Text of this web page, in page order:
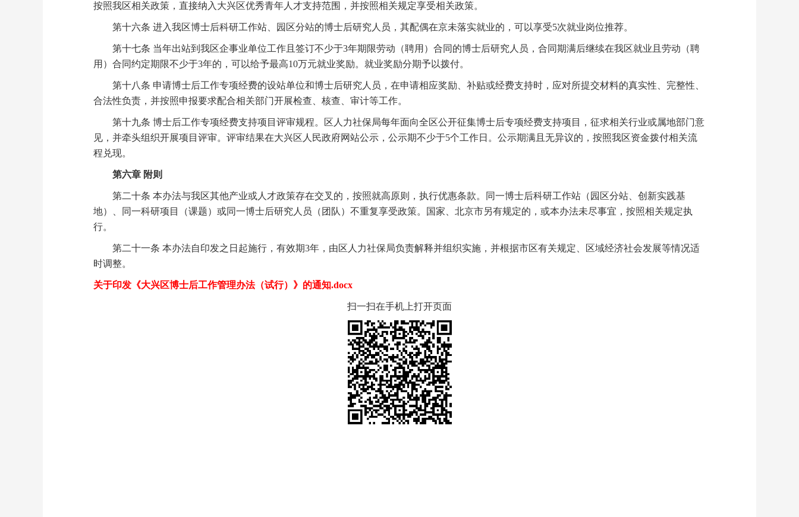
按照我区相关政策，直接纳入大兴区优秀青年人才支持范围，并按照相关规定享受相关政策。
第十六条 进入我区博士后科研工作站、园区分站的博士后研究人员，其配偶在京未落实就业的，可以享受5次就业岗位推荐。
第十七条 当年出站到我区企事业单位工作且签订不少于3年期限劳动（聘用）合同的博士后研究人员，合同期满后继续在我区就业且劳动（聘
用）合同约定期限不少于3年的，可以给予最高10万元就业奖励。就业奖励分期予以拨付。
第十八条 申请博士后工作专项经费的设站单位和博士后研究人员，在申请相应奖励、补贴或经费支持时，应对所提交材料的真实性、完整性、
合法性负责，并按照申报要求配合相关部门开展检查、核查、审计等工作。
第十九条 博士后工作专项经费支持项目评审规程。区人力社保局每年面向全区公开征集博士后专项经费支持项目，征求相关行业或属地部门意
见，并牵头组织开展项目评审。评审结果在大兴区人民政府网站公示，公示期不少于5个工作日。公示期满且无异议的，按照我区资金拨付相关流
程兑现。
第六章 附则
第二十条 本办法与我区其他产业或人才政策存在交叉的，按照就高原则，执行优惠条款。同一博士后科研工作站（园区分站、创新实践基
地）、同一科研项目（课题）或同一博士后研究人员（团队）不重复享受政策。国家、北京市另有规定的，或本办法未尽事宜，按照相关规定执
行。
第二十一条 本办法自印发之日起施行，有效期3年，由区人力社保局负责解释并组织实施，并根据市区有关规定、区域经济社会发展等情况适
时调整。
关于印发《大兴区博士后工作管理办法（试行）》的通知.docx
扫一扫在手机上打开页面